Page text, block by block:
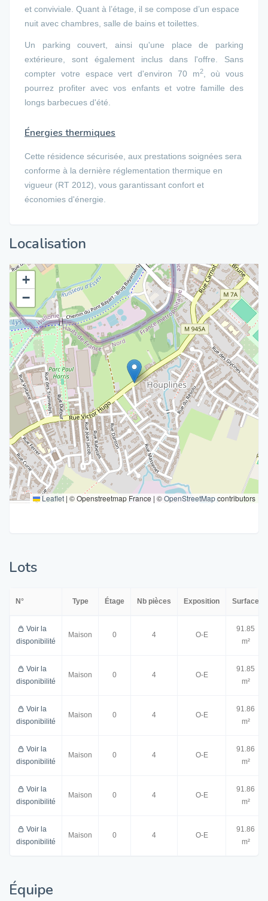
et conviviale. Quant à l’étage, il se compose d’un espace
nuit avec chambres, salle de bains et toilettes.
Un parking couvert, ainsi qu'une place de parking
extérieure, sont également inclus dans l'offre. Sans
compter votre espace vert d'environ 70 m2, où vous
pourrez profiter avec vos enfants et votre famille des
longs barbecues d'été.
Énergies thermiques
Cette résidence sécurisée, aux prestations soignées sera
conforme à la dernière réglementation thermique en
vigueur (RT 2012), vous garantissant confort et
économies d'énergie.
Localisation
+
−
Leaflet | © Openstreetmap France | ©OpenStreetMapcontributors
Lots
N° Type Étage Nb pièces Exposition Surface
Voir la
disponibilité
Maison 0 4 O-E
91.85
m²
Voir la
disponibilité
Maison 0 4 O-E
91.85
m²
Voir la
disponibilité
Maison 0 4 O-E
91.86
m²
Voir la
disponibilité
Maison 0 4 O-E
91.86
m²
Voir la
disponibilité
Maison 0 4 O-E
91.86
m²
Voir la
disponibilité
Maison 0 4 O-E
91.86
m²
Équipe